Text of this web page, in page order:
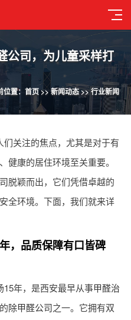
公司，为儿童采样打
位置： 首页>>新闻动态>>行业新闻
关注的焦点，尤其是对于有
健康的居住环境至关重要。
脱颖而出，它们凭借卓越的
全环境。下面，我们就来详
，品质保障有口皆碑
年，是西安最早从事甲醛治
除甲醛公司之一。它拥有双